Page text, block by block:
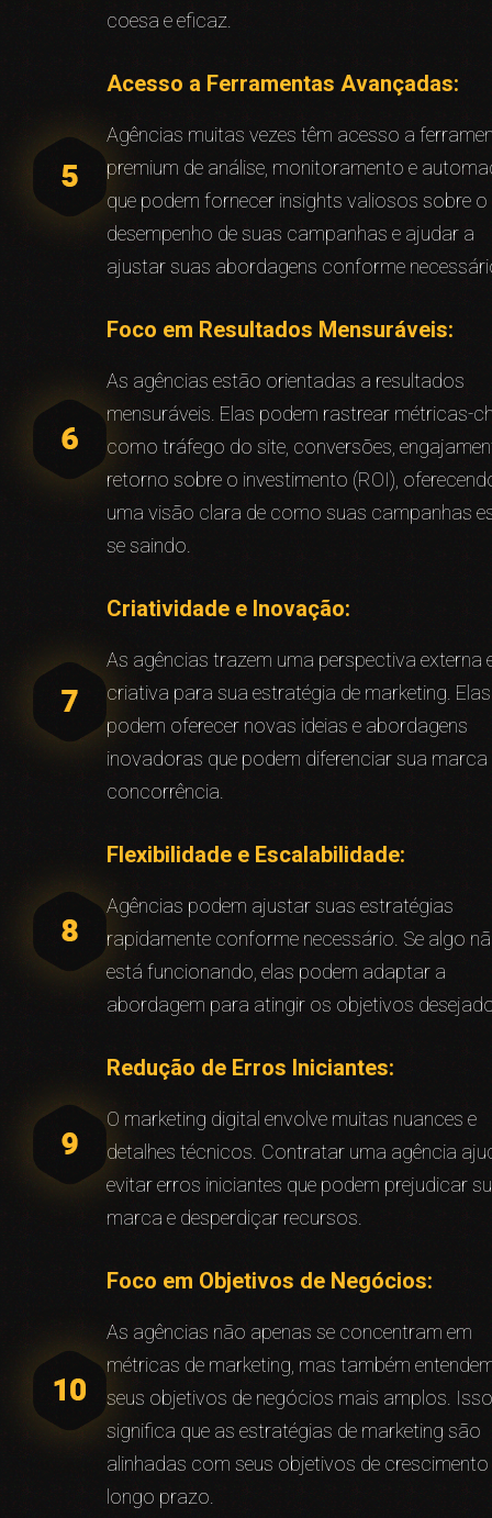
coesa e eficaz.
Acesso a Ferramentas Avançadas:
Agências muitas vezes têm acesso a
premium de análise, monitoramento e
que podem fornecer insights valiosos sobre o
desempenho de suas campanhas e ajudar a
ajustar suas abordagens conforme
Foco em Resultados Mensuráveis:
As agências estão orientadas a resultados
mensuráveis. Elas podem rastrear métricas-
como tráfego do site, conversões,
retorno sobre o investimento (ROI),
uma visão clara de como suas campanhas
se saindo.
Criatividade e Inovação:
As agências trazem uma perspectiva externa
criativa para sua estratégia de marketing. Elas
podem oferecer novas ideias e abordagens
inovadoras que podem diferenciar sua marca
concorrência.
Flexibilidade e Escalabilidade:
Agências podem ajustar suas estratégias
rapidamente conforme necessário. Se algo
está funcionando, elas podem adaptar a
abordagem para atingir os objetivos
Redução de Erros Iniciantes:
O marketing digital envolve muitas nuances e
detalhes técnicos. Contratar uma agência
evitar erros iniciantes que podem prejudicar
marca e desperdiçar recursos.
Foco em Objetivos de Negócios:
As agências não apenas se concentram em
métricas de marketing, mas também
seus objetivos de negócios mais amplos. Isso
significa que as estratégias de marketing são
alinhadas com seus objetivos de
longo prazo.